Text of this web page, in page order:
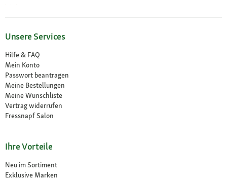
Unsere Services
Hilfe & FAQ
Mein Konto
Passwort beantragen
Meine Bestellungen
Meine Wunschliste
Vertrag widerrufen
Fressnapf Salon
Ihre Vorteile
Neu im Sortiment
Exklusive Marken